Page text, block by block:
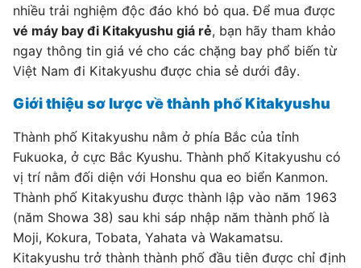
nhiều trải nghiệm độc đáo khó bỏ qua. Để mua được
vé máy bay đi Kitakyushu giá rẻ, bạn hãy tham khảo
ngay thông tin giá vé cho các chặng bay phổ biến từ
Việt Nam đi Kitakyushu được chia sẻ dưới đây.
Giới thiệu sơ lược về thành phố Kitakyushu
Thành phố Kitakyushu nằm ở phía Bắc của tỉnh
Fukuoka, ở cực Bắc Kyushu. Thành phố Kitakyushu có
vị trí nằm đối diện với Honshu qua eo biển Kanmon.
Thành phố Kitakyushu được thành lập vào năm 1963
(năm Showa 38) sau khi sáp nhập năm thành phố là
Moji, Kokura, Tobata, Yahata và Wakamatsu.
Kitakyushu trở thành thành phố đầu tiên được chỉ định